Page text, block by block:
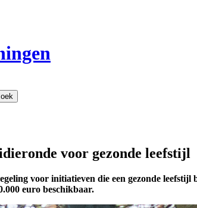
voor gezonde leefstijl
voor initiatieven die een gezonde
euro beschikbaar.